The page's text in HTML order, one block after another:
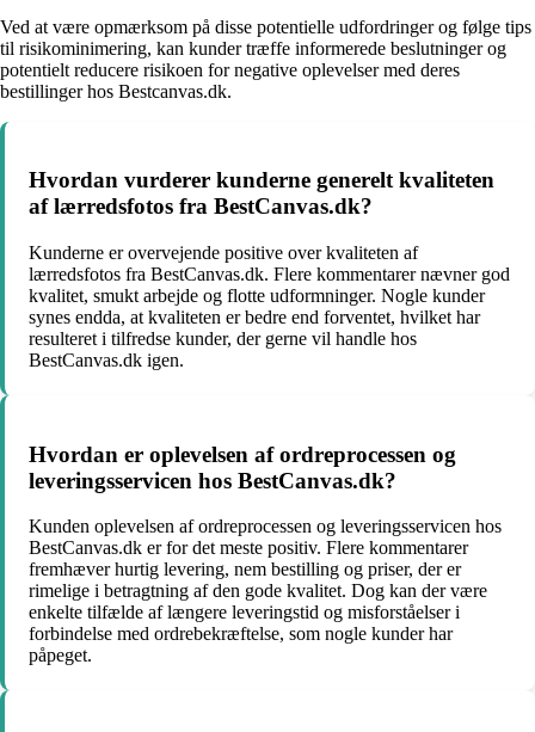
Ved at være opmærksom på disse potentielle udfordringer og følge tips
til risikominimering, kan kunder træffe informerede beslutninger og
potentielt reducere risikoen for negative oplevelser med deres
bestillinger hos Bestcanvas.dk.
Hvordan vurderer kunderne generelt kvaliteten
af lærredsfotos fra BestCanvas.dk?
Kunderne er overvejende positive over kvaliteten af
lærredsfotos fra BestCanvas.dk. Flere kommentarer nævner god
kvalitet, smukt arbejde og flotte udformninger. Nogle kunder
synes endda, at kvaliteten er bedre end forventet, hvilket har
resulteret i tilfredse kunder, der gerne vil handle hos
BestCanvas.dk igen.
Hvordan er oplevelsen af ordreprocessen og
leveringsservicen hos BestCanvas.dk?
Kunden oplevelsen af ordreprocessen og leveringsservicen hos
BestCanvas.dk er for det meste positiv. Flere kommentarer
fremhæver hurtig levering, nem bestilling og priser, der er
rimelige i betragtning af den gode kvalitet. Dog kan der være
enkelte tilfælde af længere leveringstid og misforståelser i
forbindelse med ordrebekræftelse, som nogle kunder har
påpeget.